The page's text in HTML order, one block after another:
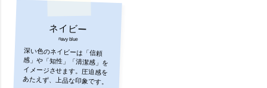
ネイビー
navy blue
深い色のネイビーは「信頼
感」や「知性」「清潔感」を
イメージさせます。圧迫感を
あたえず、上品な印象です。